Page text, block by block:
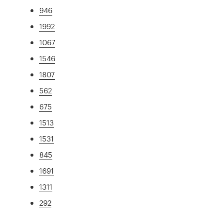
946
1992
1067
1546
1807
562
675
1513
1531
845
1691
1311
292